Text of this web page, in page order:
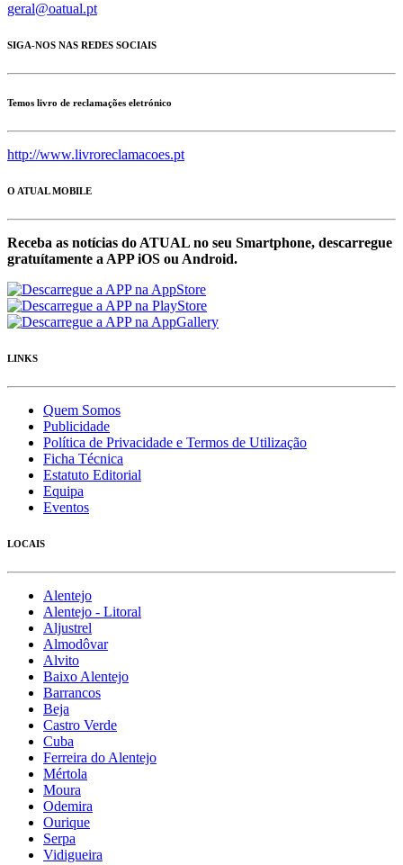
geral@oatual.pt
SIGA-NOS NAS REDES SOCIAIS
Temos livro de reclamações eletrónico
http://www.livroreclamacoes.pt
O ATUAL MOBILE
Receba as notícias do ATUAL no seu Smartphone, descarregue
gratuítamente a APP iOS ou Android.
LINKS
Quem Somos
Publicidade
Política de Privacidade e Termos de Utilização
Ficha Técnica
Estatuto Editorial
Equipa
Eventos
LOCAIS
Alentejo
Alentejo - Litoral
Aljustrel
Almodôvar
Alvito
Baixo Alentejo
Barrancos
Beja
Castro Verde
Cuba
Ferreira do Alentejo
Mértola
Moura
Odemira
Ourique
Serpa
Vidigueira